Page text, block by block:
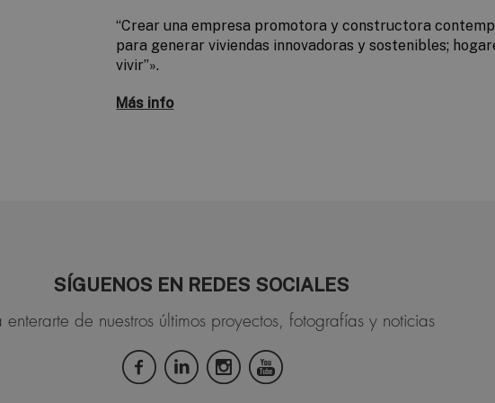
“Crear una empresa promotora y constructora
para generar viviendas innovadoras y sostenibles;
vivir”».
Más info
SÍGUENOS EN REDES SOCIALES
de nuestros últimos proyectos, fotografías y noticias